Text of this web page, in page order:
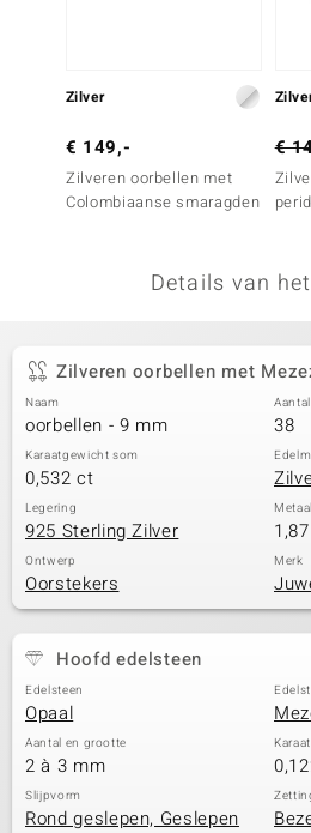
Collection
Zilver
€ 149,-
Zilveren oorbellen met
Colombiaanse smaragden
€
Details van
Zilveren oorbellen met
Naam
oorbellen - 9 mm 38
Karaatgewicht som
0,532 ct
Legering
925 Sterling Zilver
Ontwerp
Oorstekers
Merk
Hoofd edelsteen
Edelsteen
Opaal
Aantal en grootte
2 à 3 mm
Slijpvorm
Rond geslepen, Geslepen